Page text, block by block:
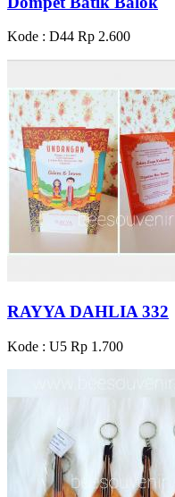
Kode : D44 Rp 2.600
RAYYA DAHLIA 332
Kode : U5 Rp 1.700